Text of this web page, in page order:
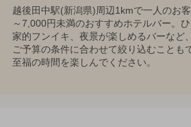
越後田中駅(新潟県)周辺1kmで一人のお
～7,000円未満のおすすめホテルバー。
家的フンイキ、夜景が楽しめるバーなど
ご予算の条件に合わせて絞り込むことも
至福の時間を楽しんでください。